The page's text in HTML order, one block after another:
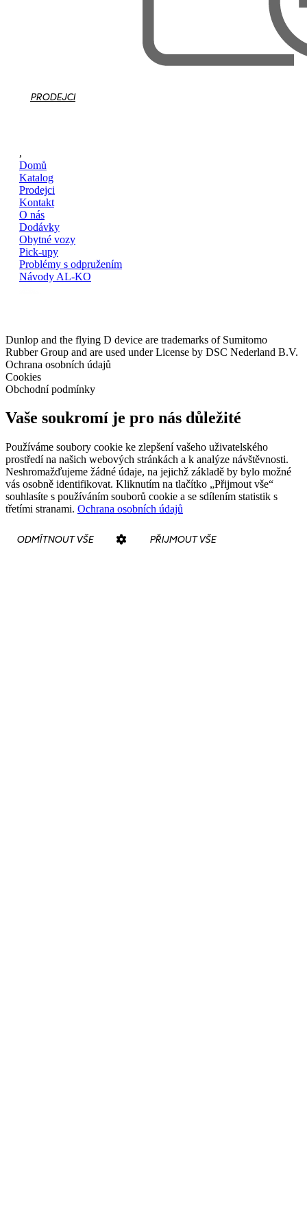
PRODEJCI
,
Domů
Katalog
Prodejci
Kontakt
O nás
Dodávky
Obytné vozy
Pick-upy
Problémy s odpružením
Návody AL-KO
Dunlop and the flying D device are trademarks of Sumitomo
Rubber Group and are used under License by DSC Nederland B.V.
Ochrana osobních údajů
Cookies
Obchodní podmínky
Vaše soukromí je pro nás důležité
Používáme soubory cookie ke zlepšení vašeho uživatelského
prostředí na našich webových stránkách a k analýze návštěvnosti.
Neshromažďujeme žádné údaje, na jejichž základě by bylo možné
vás osobně identifikovat. Kliknutím na tlačítko „Přijmout vše“
souhlasíte s používáním souborů cookie a se sdílením statistik s
třetími stranami. Ochrana osobních údajů
ODMÍTNOUT VŠE PŘIJMOUT VŠE